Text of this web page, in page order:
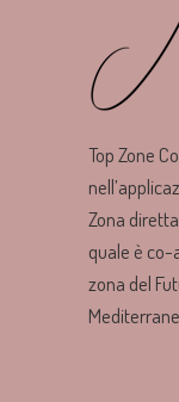
Top Zone
Zona
quale è co-
zona del